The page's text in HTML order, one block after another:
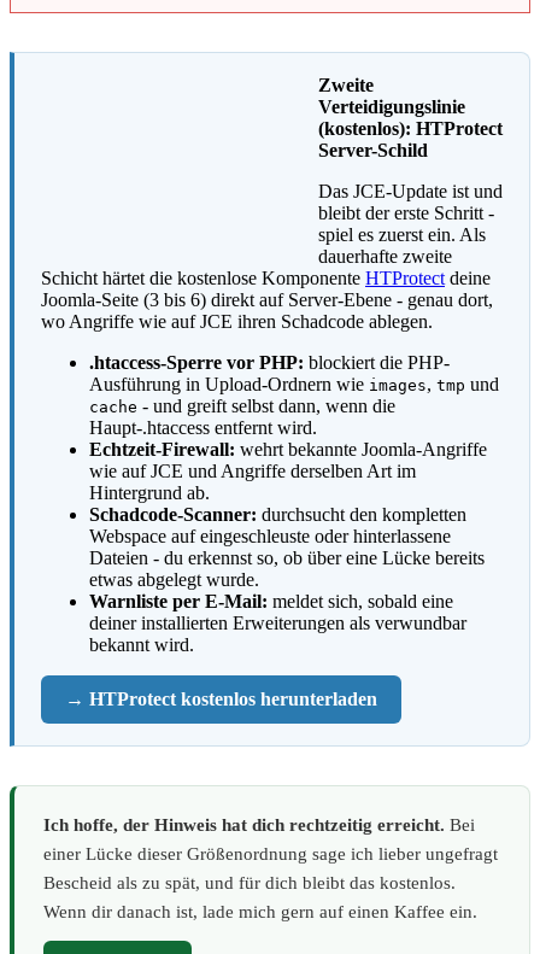
Zweite
Verteidigungslinie
(kostenlos): HTProtect
Server-Schild
Das JCE-Update ist und
bleibt der erste Schritt -
spiel es zuerst ein. Als
dauerhafte zweite
Schicht härtet die kostenlose Komponente HTProtect deine
Joomla-Seite (3 bis 6) direkt auf Server-Ebene - genau dort,
wo Angriffe wie auf JCE ihren Schadcode ablegen.
.htaccess-Sperre vor PHP: blockiert die PHP-
Ausführung in Upload-Ordnern wie images, tmp und
cache - und greift selbst dann, wenn die
Haupt-.htaccess entfernt wird.
Echtzeit-Firewall: wehrt bekannte Joomla-Angriffe
wie auf JCE und Angriffe derselben Art im
Hintergrund ab.
Schadcode-Scanner: durchsucht den kompletten
Webspace auf eingeschleuste oder hinterlassene
Dateien - du erkennst so, ob über eine Lücke bereits
etwas abgelegt wurde.
Warnliste per E-Mail: meldet sich, sobald eine
deiner installierten Erweiterungen als verwundbar
bekannt wird.
→ HTProtect kostenlos herunterladen
Ich hoffe, der Hinweis hat dich rechtzeitig erreicht. Bei
einer Lücke dieser Größenordnung sage ich lieber ungefragt
Bescheid als zu spät, und für dich bleibt das kostenlos.
Wenn dir danach ist, lade mich gern auf einen Kaffee ein.